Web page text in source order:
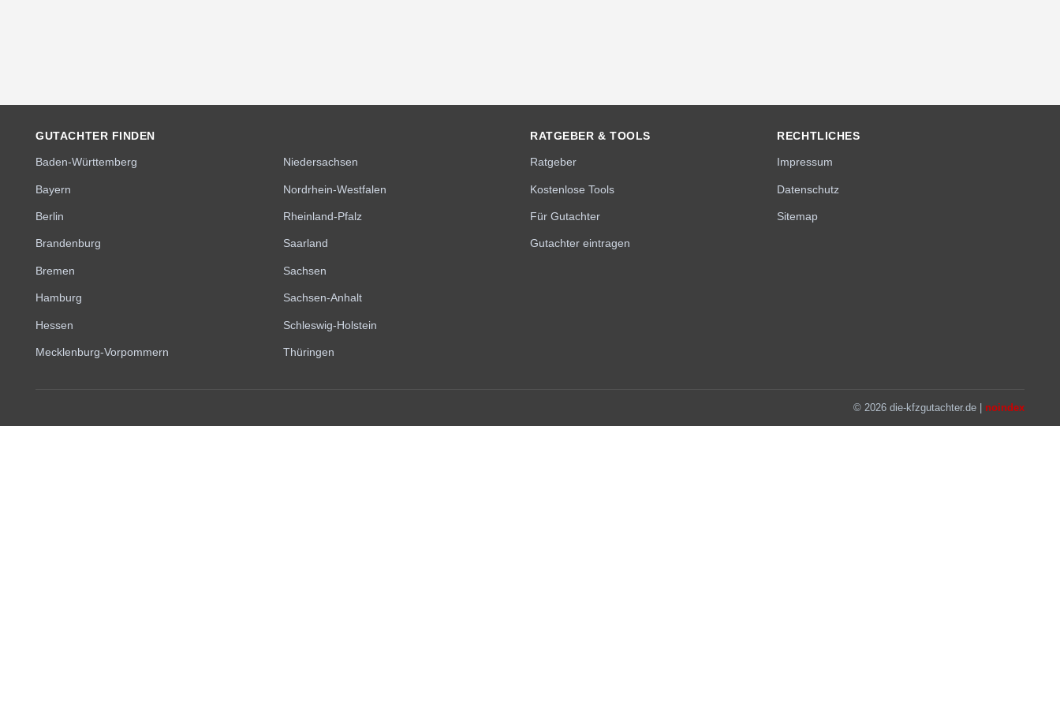
GUTACHTER FINDEN
Baden-Württemberg
Bayern
Berlin
Brandenburg
Bremen
Hamburg
Hessen
Mecklenburg-Vorpommern
Niedersachsen
Nordrhein-Westfalen
Rheinland-Pfalz
Saarland
Sachsen
Sachsen-Anhalt
Schleswig-Holstein
Thüringen
RATGEBER & TOOLS
Ratgeber
Kostenlose Tools
Für Gutachter
Gutachter eintragen
RECHTLICHES
Impressum
Datenschutz
Sitemap
© 2026 die-kfzgutachter.de | noindex